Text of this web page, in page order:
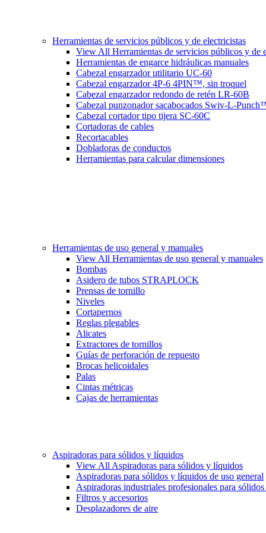
Herramientas de servicios públicos y de electricistas
View All Herramientas de servicios públicos y de
Herramientas de engarce hidráulicas manuales
Cabezal engarzador utilitario UC-60
Cabezal engarzador 4P-6 4PIN™, sin troquel
Cabezal engarzador redondo de retén LR-60B
Cabezal punzonador sacabocados Swiv-L-
Cabezal cortador tipo tijera SC-60C
Cortadoras de cables
Recortacables
Dobladoras de conductos
Herramientas para calcular dimensiones
Herramientas de uso general y manuales
View All Herramientas de uso general y manuales
Bombas
Asidero de tubos STRAPLOCK
Prensas de tornillo
Niveles
Cortapernos
Reglas plegables
Alicates
Extractores de tornillos
Guías de perforación de repuesto
Brocas helicoidales
Palas
Cintas métricas
Cajas de herramientas
Aspiradoras para sólidos y líquidos
View All Aspiradoras para sólidos y líquidos
Aspiradoras para sólidos y líquidos de uso general
Aspiradoras industriales profesionales para
Filtros y accesorios
Desplazadores de aire